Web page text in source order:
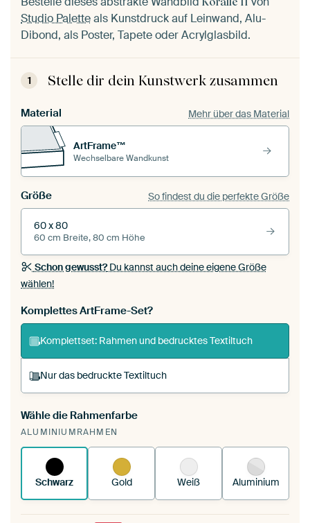
Studio Paletteals Kunstdruck auf Leinwand, Alu-
Dibond, als Poster, Tapete oder Acrylglasbild.
1 Stelle dir dein Kunstwerk zusammen
Material Mehr über das Material
ArtFrame™
Wechselbare Wandkunst
Größe So findest du die perfekte Größe
60 x 80
60 cm Breite, 80 cm Höhe
Schon gewusst?Du kannst auch deine eigene Größe
wählen!
Komplettes ArtFrame-Set?
Komplettset: Rahmen und bedrucktes Textiltuch
Nur das bedruckte Textiltuch
Du spannst einen wechselbaren Textiltuch in
deinen vorhandenen ArtFrame™.
funktioniert es.
Wähle die Rahmenfarbe
ALUMINIUMRAHMEN
Schwarz Gold Weiß Aluminium